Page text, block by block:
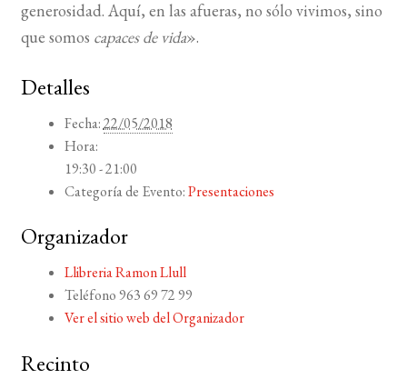
generosidad. Aquí, en las afueras, no sólo vivimos, sino
que somos capaces de vida».
Detalles
Fecha:22/05/2018
Hora:
19:30 - 21:00
Categoría de Evento:Presentaciones
Organizador
Llibreria Ramon Llull
Teléfono 963 69 72 99
Ver el sitio web del Organizador
Recinto